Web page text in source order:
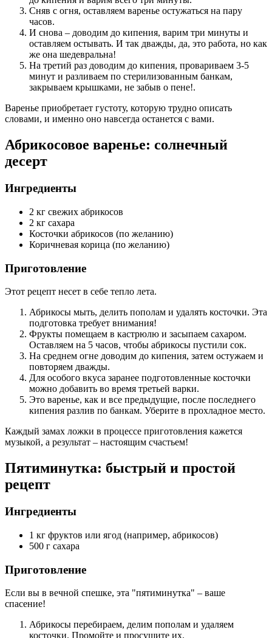
Сняв с огня, оставляем варенье остужаться на пару
часов.
И снова – доводим до кипения, варим три минуты и
оставляем остывать. И так дважды, да, это работа, но как
же она шедевральна!
На третий раз доводим до кипения, провариваем 3-5
минут и разливаем по стерилизованным банкам,
закрываем крышками, не забыв о пене!.
Варенье приобретает густоту, которую трудно описать
словами, и именно оно навсегда останется с вами.
Абрикосовое варенье: солнечный
десерт
Ингредиенты
2 кг свежих абрикосов
2 кг сахара
Косточки абрикосов (по желанию)
Коричневая корица (по желанию)
Приготовление
Этот рецепт несет в себе тепло лета.
Абрикосы мыть, делить пополам и удалять косточки. Эта
подготовка требует внимания!
Фрукты помещаем в кастрюлю и засыпаем сахаром.
Оставляем на 5 часов, чтобы абрикосы пустили сок.
На среднем огне доводим до кипения, затем остужаем и
повторяем дважды.
Для особого вкуса заранее подготовленные косточки
можно добавить во время третьей варки.
Это варенье, как и все предыдущие, после последнего
кипения разлив по банкам. Уберите в прохладное место.
Каждый замах ложки в процессе приготовления кажется
музыкой, а результат – настоящим счастьем!
Пятиминутка: быстрый и простой
рецепт
Ингредиенты
1 кг фруктов или ягод (например, абрикосов)
500 г сахара
Приготовление
Если вы в вечной спешке, эта "пятиминутка" – ваше
спасение!
Абрикосы перебираем, делим пополам и удаляем
косточки. Промойте и просушите их.